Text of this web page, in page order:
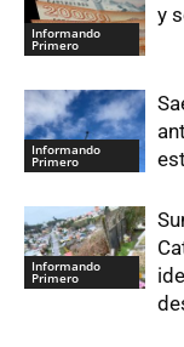
Informando
Primero
y
Informando
Primero
Informando
Primero